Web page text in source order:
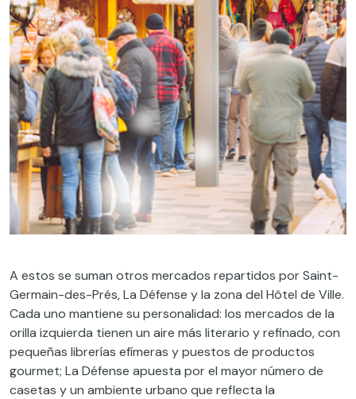
A estos se suman otros mercados repartidos por Saint-
Germain-des-Prés, La Défense y la zona del Hôtel de Ville.
Cada uno mantiene su personalidad: los mercados de la
orilla izquierda tienen un aire más literario y refinado, con
pequeñas librerías efímeras y puestos de productos
gourmet; La Défense apuesta por el mayor número de
casetas y un ambiente urbano que reflecta la